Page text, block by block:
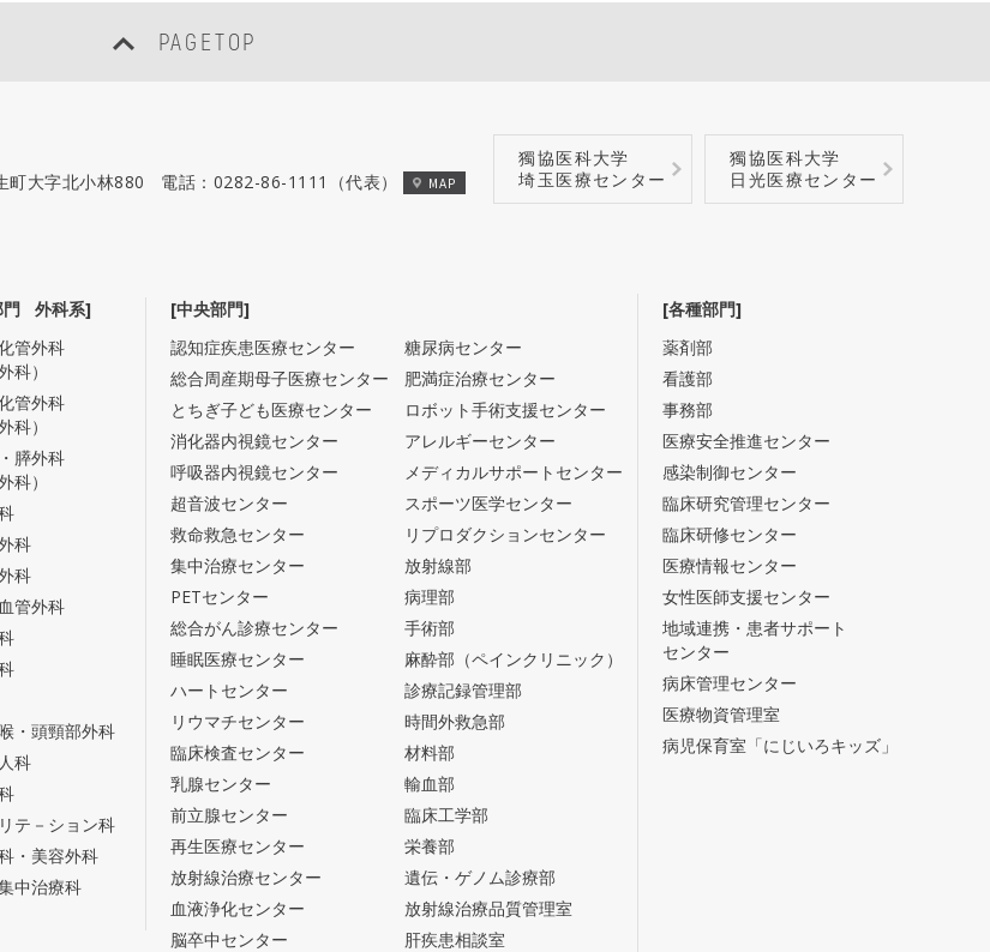
PAGETOP
町大字北小林880
電話： 0282-86-1111 （代表） MAP
獨協医科大学
埼玉医療センター
獨協医科大学
日光医療センター
門 外科系]
管外科
科）
管外科
科）
膵外科
科）
科
科
管外科
・頭頸部外科
科
テ－ション科
・美容外科
中治療科
[中央部門]
認知症疾患医療センター
総合周産期母子医療センター
とちぎ子ども医療センター
消化器内視鏡センター
呼吸器内視鏡センター
超音波センター
救命救急センター
集中治療センター
PETセンター
総合がん診療センター
睡眠医療センター
ハートセンター
リウマチセンター
臨床検査センター
乳腺センター
前立腺センター
再生医療センター
放射線治療センター
血液浄化センター
脳卒中センター
糖尿病センター
肥満症治療センター
ロボット手術支援センター
アレルギーセンター
メディカルサポートセンター
スポーツ医学センター
リプロダクションセンター
放射線部
病理部
手術部
麻酔部（ペインクリニック）
診療記録管理部
時間外救急部
材料部
輸血部
臨床工学部
栄養部
遺伝・ゲノム診療部
放射線治療品質管理室
肝疾患相談室
[各種部門]
薬剤部
看護部
事務部
医療安全推進センター
感染制御センター
臨床研究管理センター
臨床研修センター
医療情報センター
女性医師支援センター
地域連携・患者サポート
センター
病床管理センター
医療物資管理室
病児保育室「にじいろキッズ」